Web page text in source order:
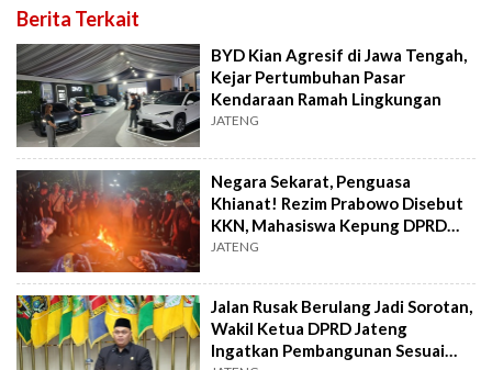
Berita Terkait
BYD Kian Agresif di Jawa Tengah,
Kejar Pertumbuhan Pasar
Kendaraan Ramah Lingkungan
JATENG
Negara Sekarat, Penguasa
Khianat! Rezim Prabowo Disebut
KKN, Mahasiswa Kepung DPRD
Jateng
JATENG
Jalan Rusak Berulang Jadi Sorotan,
Wakil Ketua DPRD Jateng
Ingatkan Pembangunan Sesuai